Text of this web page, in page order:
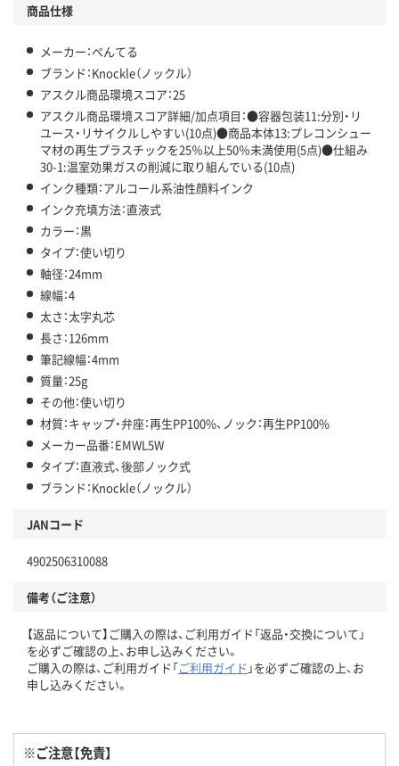
商品仕様
メーカー：ぺんてる
ブランド：Knockle（ノックル）
アスクル商品環境スコア：25
アスクル商品環境スコア詳細/加点項目：●容器包装11:分別・リ
ユース・リサイクルしやすい(10点)●商品本体13:プレコンシュー
マ材の再生プラスチックを25％以上50％未満使用(5点)●仕組み
30-1:温室効果ガスの削減に取り組んでいる(10点)
インク種類：アルコール系油性顔料インク
インク充填方法：直液式
カラー：黒
タイプ：使い切り
軸径：24mm
線幅：4
太さ：太字丸芯
長さ：126mm
筆記線幅：4mm
質量：25g
その他：使い切り
材質：キャップ・弁座：再生PP100%、ノック：再生PP100%
メーカー品番：EMWL5W
タイプ：直液式、後部ノック式
ブランド：Knockle（ノックル）
JANコード
4902506310088
備考（ご注意）
【返品について】ご購入の際は、ご利用ガイド「返品・交換について」
を必ずご確認の上、お申し込みください。
ご購入の際は、ご利用ガイド「ご利用ガイド 」を必ずご確認の上、お
申し込みください。
※ご注意【免責】